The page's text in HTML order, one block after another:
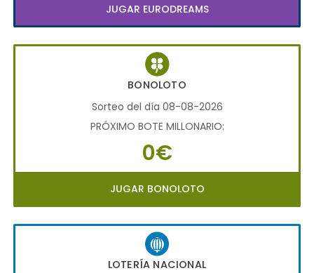
JUGAR EURODREAMS
BONOLOTO
Sorteo del día 08-08-2026
PRÓXIMO BOTE MILLONARIO:
0€
JUGAR BONOLOTO
LOTERÍA NACIONAL